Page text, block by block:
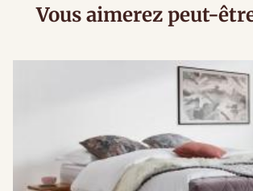
Vous aimerez peut-